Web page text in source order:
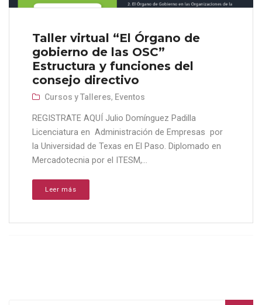
Taller virtual “El Órgano de
gobierno de las OSC”
Estructura y funciones del
consejo directivo
Cursos y Talleres, Eventos
REGISTRATE AQUÍ Julio Domínguez Padilla
Licenciatura en Administración de Empresas por
la Universidad de Texas en El Paso. Diplomado en
Mercadotecnia por el ITESM,...
Leer más